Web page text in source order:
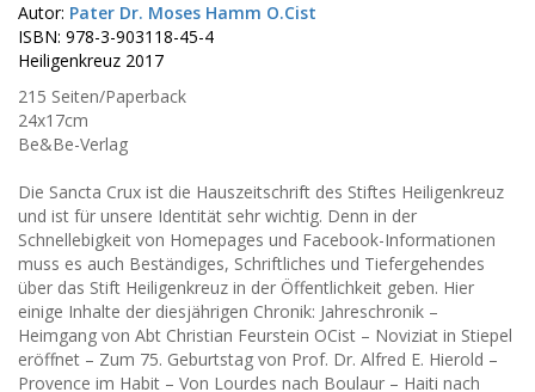
Autor: Pater Dr. Moses Hamm O.Cist
ISBN: 978-3-903118-45-4
Heiligenkreuz 2017
215 Seiten/Paperback
24x17cm
Be&Be-Verlag
Die Sancta Crux ist die Hauszeitschrift des Stiftes Heiligenkreuz
und ist für unsere Identität sehr wichtig. Denn in der
Schnellebigkeit von Homepages und Facebook-Informationen
muss es auch Beständiges, Schriftliches und Tiefergehendes
über das Stift Heiligenkreuz in der Öffentlichkeit geben. Hier
einige Inhalte der diesjährigen Chronik: Jahreschronik –
Heimgang von Abt Christian Feurstein OCist – Noviziat in Stiepel
eröffnet – Zum 75. Geburtstag von Prof. Dr. Alfred E. Hierold –
Provence im Habit – Von Lourdes nach Boulaur – Haiti nach